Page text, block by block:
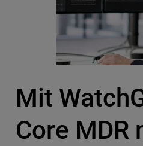
Mit
Core MDR